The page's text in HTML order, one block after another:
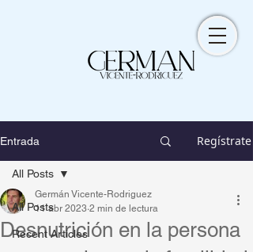
Entrada Regístrate
All Posts
Recent Articles
All Posts
Desnutrición en la persona
Germán Vicente-Rodriguez
11 abr 2023 2 min de lectura